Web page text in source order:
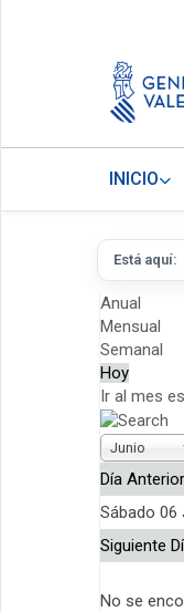
INICIO
Está aquí:
Anual
Mensual
Semanal
Hoy
Ir al mes
Junio
Día Anterior
Sábado 06
Siguiente
No se